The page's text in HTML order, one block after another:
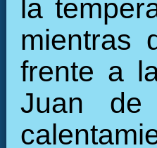
la
mientras
frente a
Juan de